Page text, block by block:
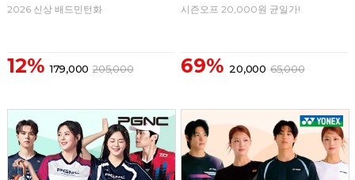
2026 신상 배드민턴화
12% 179,000 205,000
시즌오프 20,000원 균일가!
69% 20,000 65,000